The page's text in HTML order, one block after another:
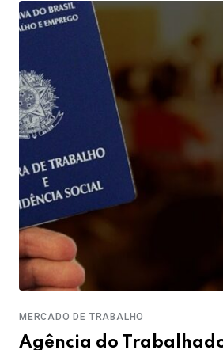
MERCADO DE TRABALHO
Agência do